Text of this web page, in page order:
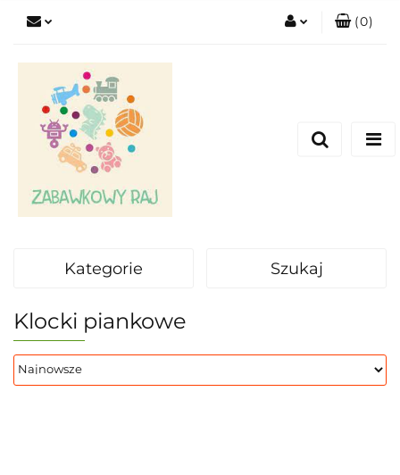
(0)
Kategorie Szukaj
Klocki piankowe